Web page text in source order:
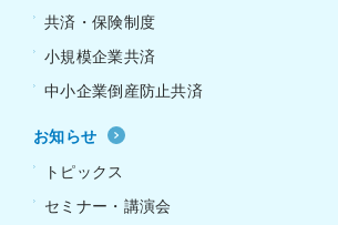
共済・保険制度
小規模企業共済
中小企業倒産防止共済
お知らせ
トピックス
セミナー・講演会